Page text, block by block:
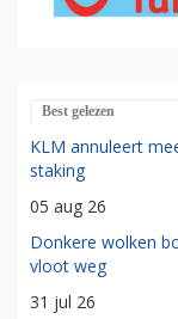
Best gelezen
KLM annuleert
staking
05 aug 26
Donkere wolken
vloot weg
31 jul 26